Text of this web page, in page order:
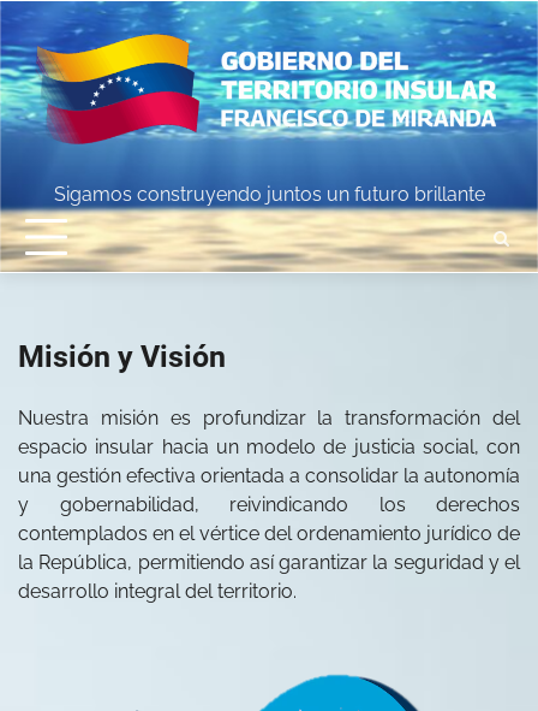
Skip
to
content
Sigamos construyendo juntos un futuro brillante
Misión y Visión
Nuestra misión es profundizar la transformación del
espacio insular hacia un modelo de justicia social, con
una gestión efectiva orientada a consolidar la autonomía
y gobernabilidad, reivindicando los derechos
contemplados en el vértice del ordenamiento jurídico de
la República, permitiendo así garantizar la seguridad y el
desarrollo integral del territorio.